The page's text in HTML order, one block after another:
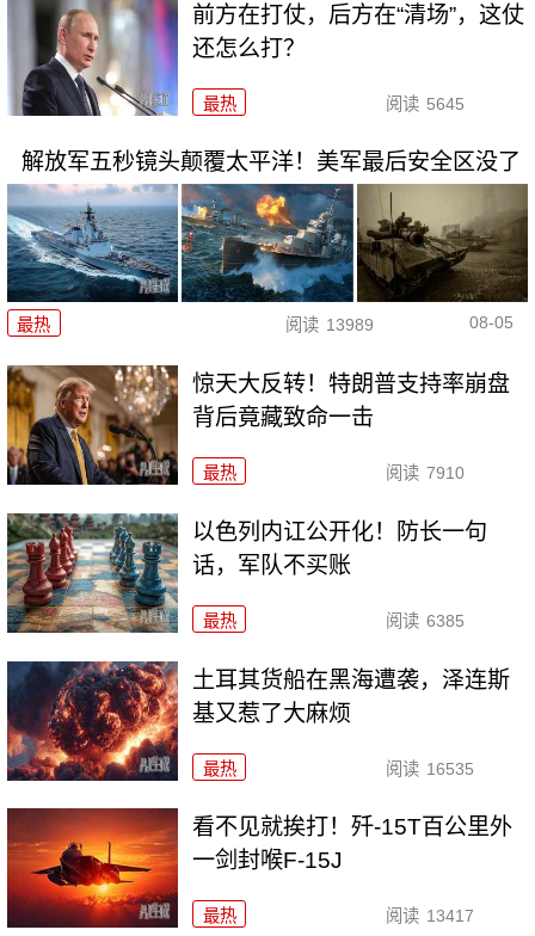
前方在打仗，后方在“清场”，这仗
还怎么打？
最热 阅读 5645
解放军五秒镜头颠覆太平洋！美军最后安全区没了
最热 阅读 13989 08-05
惊天大反转！特朗普支持率崩盘
背后竟藏致命一击
最热 阅读 7910
以色列内讧公开化！防长一句
话，军队不买账
最热 阅读 6385
土耳其货船在黑海遭袭，泽连斯
基又惹了大麻烦
最热 阅读 16535
看不见就挨打！歼-15T百公里外
一剑封喉F-15J
最热 阅读 13417